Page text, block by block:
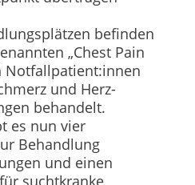
befinden
„Chest Pain
Notfallpatient:innen
und Herz-
behandelt.
es nun vier
Behandlung
und einen